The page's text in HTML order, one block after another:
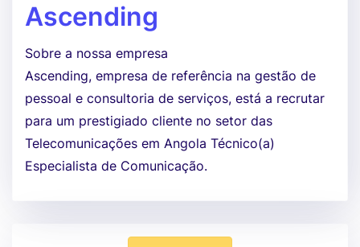
Ascending
Sobre a nossa empresa
Ascending, empresa de referência na gestão de
pessoal e consultoria de serviços, está a recrutar
para um prestigiado cliente no setor das
Telecomunicações em Angola Técnico(a)
Especialista de Comunicação.